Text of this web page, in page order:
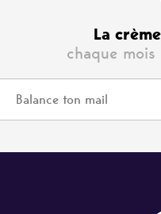
La
chaque